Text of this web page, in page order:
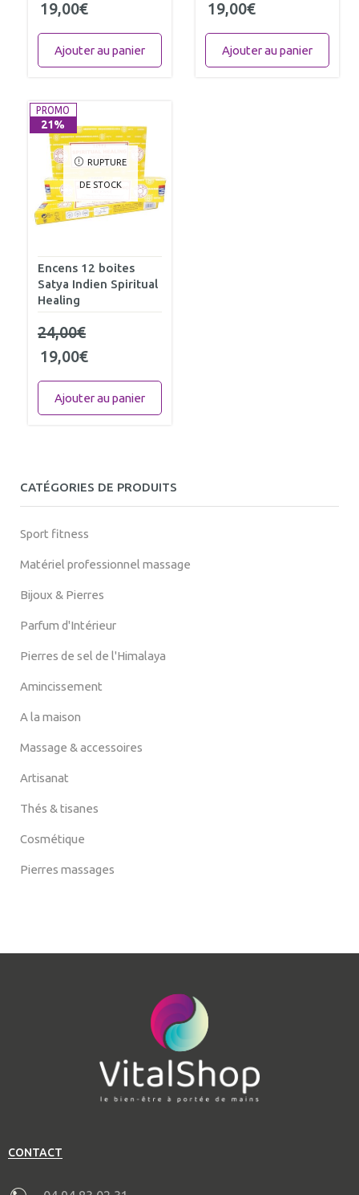
CATÉGORIES DE PRODUITS
Sport fitness
Matériel professionnel massage
Bijoux & Pierres
Parfum d'Intérieur
Pierres de sel de l'Himalaya
Amincissement
A la maison
Massage & accessoires
Artisanat
Thés & tisanes
Cosmétique
Pierres massages
19,00€
Ajouter au panier
19,00€
Ajouter au panier
PROMO
21%
RUPTURE
DE STOCK
Encens 12 boites
Satya Indien Spiritual
Healing
24,00€
19,00€
Ajouter au panier
CONTACT